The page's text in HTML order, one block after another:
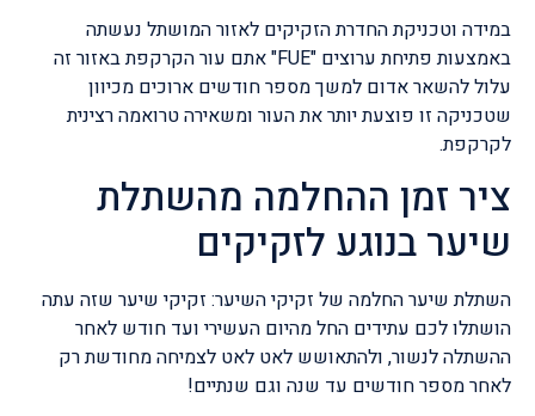
במידה וטכניקת החדרת הזקיקים לאזור המושתל נעשתה
באמצעות פתיחת ערוצים "FUE" אתם עור הקרקפת באזור זה
עלול להשאר אדום למשך מספר חודשים ארוכים מכיוון
שטכניקה זו פוצעת יותר את העור ומשאירה טרואמה רצינית
לקרקפת.
ציר זמן ההחלמה מהשתלת
שיער בנוגע לזקיקים
השתלת שיער החלמה של זקיקי השיער: זקיקי שיער שזה עתה
הושתלו לכם עתידים החל מהיום העשירי ועד חודש לאחר
ההשתלה לנשור, ולהתאושש לאט לאט לצמיחה מחודשת רק
לאחר מספר חודשים עד שנה וגם שנתיים!